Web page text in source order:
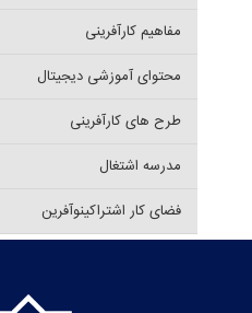
مفاهیم کارآفرینی
محتوای آموزشی دیجیتال
طرح های کارآفرینی
مدرسه اشتغال
فضای کار اشتراکینوآفرین